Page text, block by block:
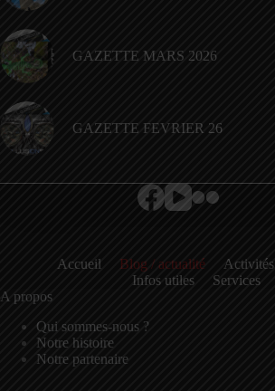
GAZETTE MARS 2026
GAZETTE FEVRIER 26
Accueil Blog / actualité Activités
Infos utiles
Services
A propos
Qui sommes-nous ?
Notre histoire
Notre partenaire